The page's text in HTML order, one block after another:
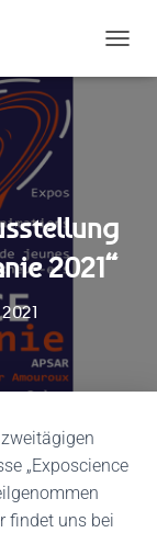
A
O
N
U
L
2021“
2021
„Exposcience
findet uns bei